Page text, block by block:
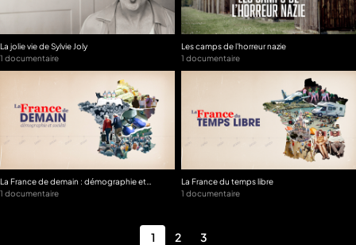
La jolie vie de Sylvie Joly
1 documentaire
Les camps de l'horreur nazie
1 documentaire
La France de demain : démographie et
société
1 documentaire
La France du temps libre
1 documentaire
1 2 3